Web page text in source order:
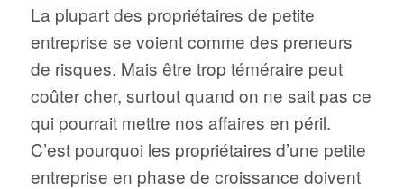
La plupart des propriétaires de petite
entreprise se voient comme des preneurs
de risques. Mais être trop téméraire peut
coûter cher, surtout quand on ne sait pas ce
qui pourrait mettre nos affaires en péril.
C’est pourquoi les propriétaires d’une petite
entreprise en phase de croissance doivent